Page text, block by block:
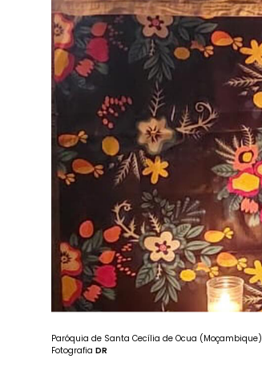
Paróquia de Santa Cecília de Ocua (Moçambique)
Fotografia DR